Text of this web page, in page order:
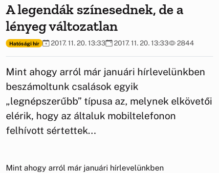
A legendák színesednek, de a
lényeg változatlan
Hatósági hír 2017. 11. 20. 13:33 2017. 11. 20. 13:33 2844
Mint ahogy arról már januári hírlevelünkben
beszámoltunk csalások egyik
„legnépszerűbb” típusa az, melynek elkövetői
elérik, hogy az általuk mobiltelefonon
felhívott sértettek...
Mint ahogy arról már januári hírlevelünkben